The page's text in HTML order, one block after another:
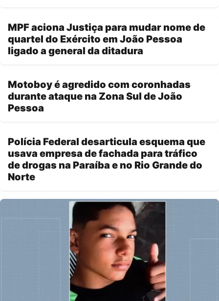
MPF aciona Justiça para mudar nome de
quartel do Exército em João Pessoa
ligado a general da ditadura
Motoboy é agredido com coronhadas
durante ataque na Zona Sul de João
Pessoa
Polícia Federal desarticula esquema que
usava empresa de fachada para tráfico
de drogas na Paraíba e no Rio Grande do
Norte